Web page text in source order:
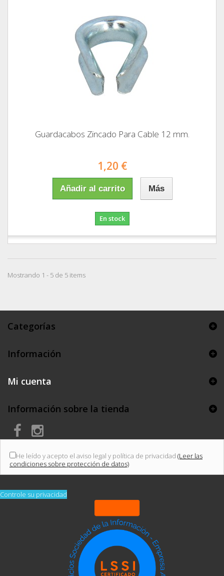
Guardacabos Zincado Para Cable 12 mm.
1,20 €
Añadir al carrito Más
En stock
Mostrando 1 - 5 de 5 items
Categorías
Información
Mi cuenta
Información sobre la tienda
He leído y acepto el aviso legal y política de privacidad (Leer las
condiciones sobre protección de datos)
Controle su privacidad